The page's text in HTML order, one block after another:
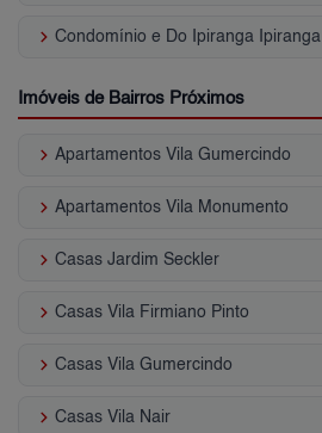
keyboard_arrow_right Condomínio e Do Ipiranga Ipiranga
Imóveis de Bairros Próximos
keyboard_arrow_right Apartamentos Vila Gumercindo
keyboard_arrow_right Apartamentos Vila Monumento
keyboard_arrow_right Casas Jardim Seckler
keyboard_arrow_right Casas Vila Firmiano Pinto
keyboard_arrow_right Casas Vila Gumercindo
keyboard_arrow_right Casas Vila Nair